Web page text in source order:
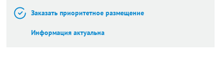
Заказать приоритетное размещение
Информация актуальна